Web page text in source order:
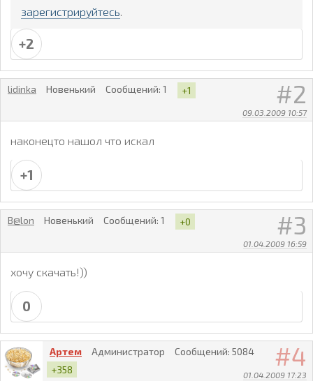
зарегистрируйтесь.
+2
2
09.03.2009 10:57
lidinka Новенький Сообщений: 1 +1
наконецто нашол что искал
+1
3
01.04.2009 16:59
B@lon Новенький Сообщений: 1 +0
хочу скачать!))
0
4
01.04.2009 17:23
Артем Администратор Сообщений: 5084
+358